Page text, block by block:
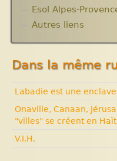
ACTUALITES
Archives
Esol Alpes-
Autres liens
Dans la même
Labadie est une
Onaville, Canaan,
"villes" se créent en
V.I.H.